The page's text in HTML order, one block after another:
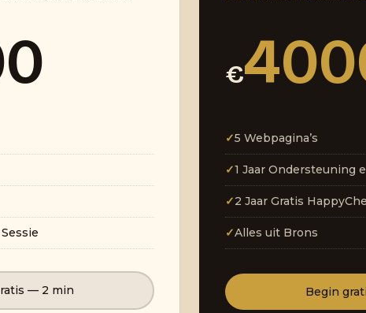
— 2 min
€
✓5 Webpagina’s
✓1 Jaar Ondersteuning
✓2 Jaar Gratis
✓Alles uit Brons
Begin